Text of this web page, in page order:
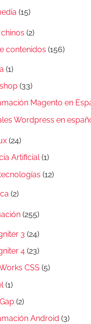
(15)
(2)
contenidos (156)
(1)
(33)
Magento en
Wordpress en
(24)
Artificial(1)
(12)
(2)
(255)
3 (24)
4 (23)
CSS (5)
(1)
(2)
Android (3)